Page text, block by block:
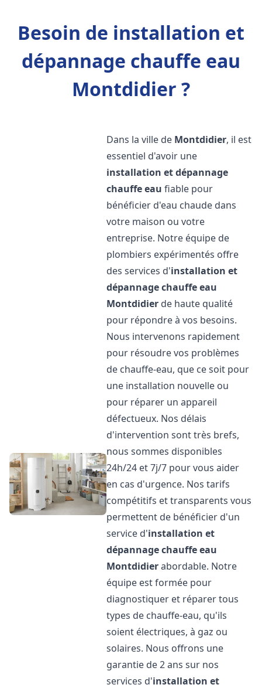
Besoin de installation et
dépannage chauffe eau
Montdidier ?
Dans la ville de Montdidier, il est
essentiel d'avoir une
installation et dépannage
chauffe eau fiable pour
bénéficier d'eau chaude dans
votre maison ou votre
entreprise. Notre équipe de
plombiers expérimentés offre
des services d'installation et
dépannage chauffe eau
Montdidier de haute qualité
pour répondre à vos besoins.
Nous intervenons rapidement
pour résoudre vos problèmes
de chauffe-eau, que ce soit pour
une installation nouvelle ou
pour réparer un appareil
défectueux. Nos délais
d'intervention sont très brefs,
nous sommes disponibles
24h/24 et 7j/7 pour vous aider
en cas d'urgence. Nos tarifs
compétitifs et transparents vous
permettent de bénéficier d'un
service d'installation et
dépannage chauffe eau
Montdidierabordable. Notre
équipe est formée pour
diagnostiquer et réparer tous
types de chauffe-eau, qu'ils
soient électriques, à gaz ou
solaires. Nous offrons une
garantie de 2 ans sur nos
services d'installation et